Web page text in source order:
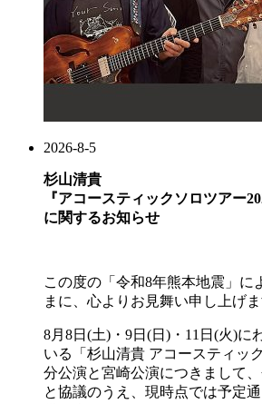
2026-8-5
杉山清貴
『アコースティックソロツアー
に関するお知らせ
この度の「令和8年熊本地震」に
まに、心よりお見舞い申し上げま
8月8日(土)・9日(日)・11日(火)に
いる「杉山清貴 アコースティッ
分公演と宮崎公演につきまして
と協議のうえ、現時点では予定